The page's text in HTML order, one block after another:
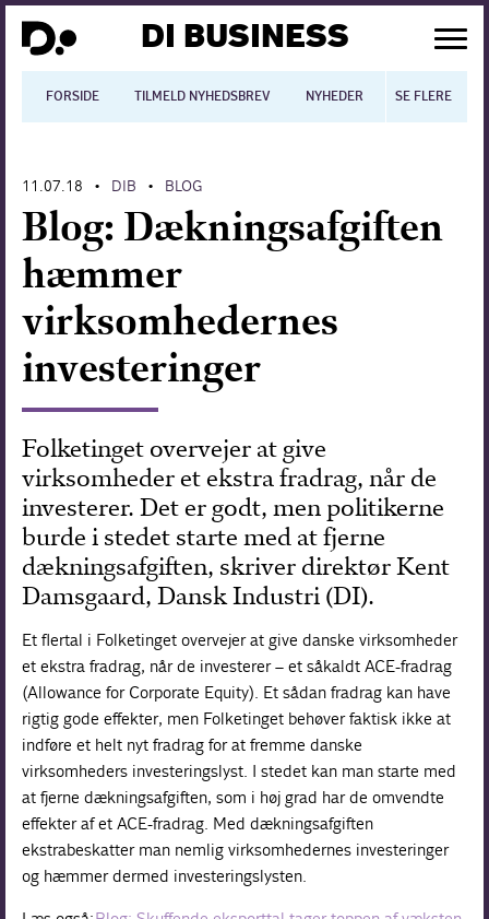
DI BUSINESS
FORSIDE TILMELD NYHEDSBREV NYHEDER BLOGS
SE FLERE
Digitalisering
International økonomi
Arbejdsmiljø
Arbejdsmarkedet
Uddannelse
Europapolitik
Forskning
11.07.18 • DIB • BLOG
Blog: Dækningsafgiften
hæmmer
virksomhedernes
investeringer
Folketinget overvejer at give
virksomheder et ekstra fradrag, når de
investerer. Det er godt, men politikerne
burde i stedet starte med at fjerne
dækningsafgiften, skriver direktør Kent
Damsgaard, Dansk Industri (DI).
Et flertal i Folketinget overvejer at give danske virksomheder
et ekstra fradrag, når de investerer – et såkaldt ACE-fradrag
(Allowance for Corporate Equity). Et sådan fradrag kan have
rigtig gode effekter, men Folketinget behøver faktisk ikke at
indføre et helt nyt fradrag for at fremme danske
virksomheders investeringslyst. I stedet kan man starte med
at fjerne dækningsafgiften, som i høj grad har de omvendte
effekter af et ACE-fradrag. Med dækningsafgiften
ekstrabeskatter man nemlig virksomhedernes investeringer
og hæmmer dermed investeringslysten.